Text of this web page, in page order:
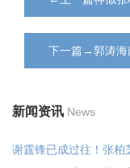
下一篇→郭涛海
新闻资讯 News
谢霆锋已成过往！张柏